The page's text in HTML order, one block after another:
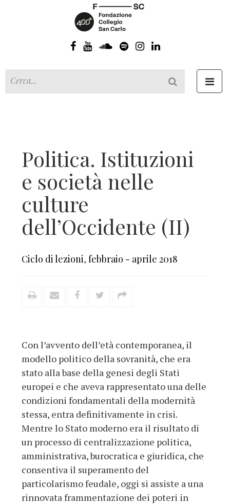
Politica. Istituzioni
e società nelle
culture
dell’Occidente (II)
Ciclo di lezioni, febbraio - aprile 2018
Con l’avvento dell’età contemporanea, il
modello politico della sovranità, che era
stato alla base della genesi degli Stati
europei e che aveva rappresentato una delle
condizioni fondamentali della modernità
stessa, entra definitivamente in crisi.
Mentre lo Stato moderno era il risultato di
un processo di centralizzazione politica,
amministrativa, burocratica e giuridica, che
consentiva il superamento del
particolarismo feudale, oggi si assiste a una
rinnovata frammentazione dei poteri in